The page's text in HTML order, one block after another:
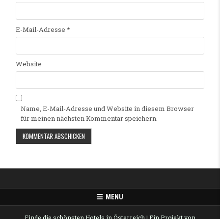
E-Mail-Adresse *
Website
Name, E-Mail-Adresse und Website in diesem Browser
für meinen nächsten Kommentar speichern.
MENU